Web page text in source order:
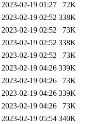
2023-02-19 01:27
72K
2023-02-19 02:52 338K
2023-02-19 02:52
73K
2023-02-19 02:52 338K
2023-02-19 02:52
73K
2023-02-19 04:26 339K
2023-02-19 04:26
73K
2023-02-19 04:26 339K
2023-02-19 04:26
73K
2023-02-19 05:54 340K